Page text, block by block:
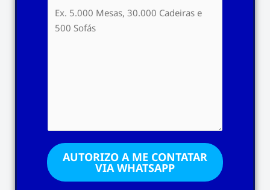
AUTORIZO A ME CONTATAR
VIA WHATSAPP